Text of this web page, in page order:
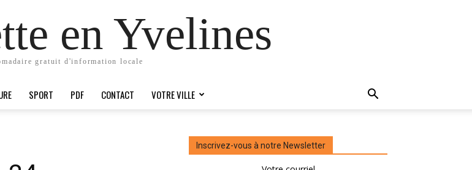
en Yvelines
gratuit d'information locale
SPORT PDF CONTACT VOTRE VILLE
Inscrivez-vous à notre Newsletter